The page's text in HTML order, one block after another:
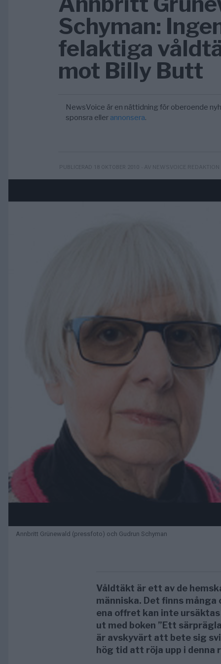
Schyman:
felaktiga
mot Billy Butt
NewsVoice är en nättidning för oberoende
sponsra eller annonsera.
PUBLICERAD 18 OKTOBER 2010 - AV NEWSVOICE REDAKTION
Annbritt Grünewald (pressfoto) och Gudrun Schyman
Våldtäkt är ett av de
människa. Det finns
ena offret kan inte
ut med boken ”Ett
är avskyvärt att bete sig
hög tid att röja upp i denna